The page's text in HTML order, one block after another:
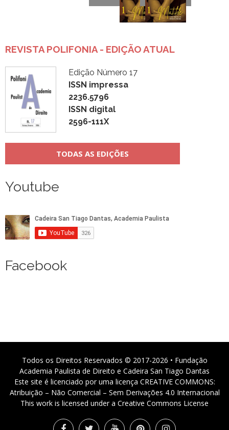
REVISTA POLIFONIA - EDIÇÃO ATUAL
Edição Número 17
ISSN impressa
2236.5796
ISSN digital
2596-111X
TODAS AS EDIÇÕES
Youtube
Facebook
Todos os Direitos Reservados © 2017-2026 • Fundação
Academia Paulista de Direito e Cadeira San Tiago Dantas
Este site é licenciado por uma licença CREATIVE COMMONS:
Atribuição – Não Comercial – Sem Derivações 4.0 Internacional
This work is licensed under a Creative Commons License